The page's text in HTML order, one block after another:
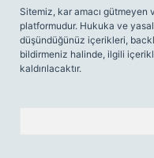
Sitemiz, kar amacı gütmeyen
platformudur. Hukuka ve
düşündüğünüz içerikleri,
bildirmeniz halinde, ilgili
kaldırılacaktır.